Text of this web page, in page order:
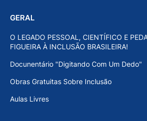
GERAL
O LEGADO PESSOAL, CIENTÍFICO E
FIGUEIRA À INCLUSÃO BRASILEIRA!
Docunentário "Digitando Com Um Dedo"
Obras Gratuitas Sobre Inclusão
Aulas Livres